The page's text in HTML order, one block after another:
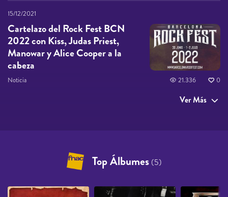
15/12/2021
Cartelazo del Rock Fest BCN
2022 con Kiss, Judas Priest,
Manowar y Alice Cooper a la
cabeza
Noticia 21.336 0
Ver Más
Top Álbumes (5)